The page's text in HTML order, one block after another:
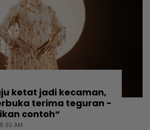
ketat jadi kecaman,
terima teguran -
contoh“
AM